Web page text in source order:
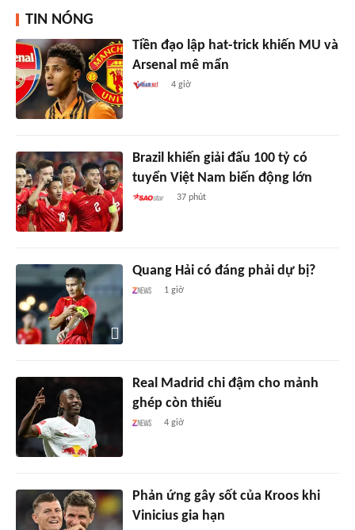
TIN NÓNG
Tiền đạo lập hat-trick khiến MU và
Arsenal mê mẩn
4 giờ
Brazil khiến giải đấu 100 tỷ có
tuyển Việt Nam biến động lớn
37 phút
Quang Hải có đáng phải dự bị?
1 giờ
Real Madrid chi đậm cho mảnh
ghép còn thiếu
4 giờ
Phản ứng gây sốt của Kroos khi
Vinicius gia hạn